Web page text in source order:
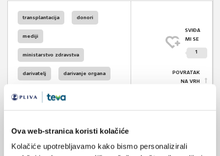
Ova web-stranica koristi kolačiće
Kolačiće upotrebljavamo kako bismo personalizirali
transplantacija donori
mediji
ministarstvo zdravstva
darivatelj darivanje organa
transplantacija solidnih organa
SVIĐA
MI SE
1
POVRATAK
NA VRH